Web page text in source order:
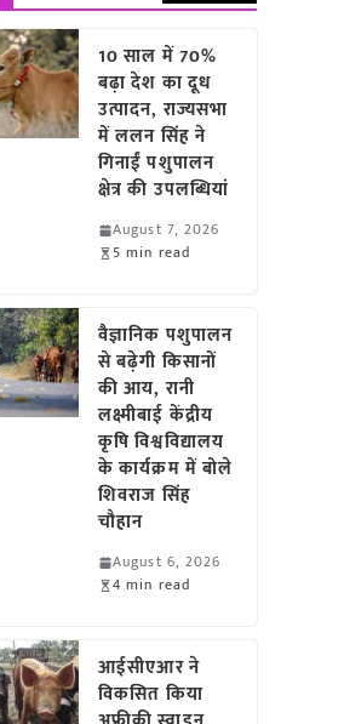
10 साल में 70%
बढ़ा देश का दूध
उत्पादन, राज्यसभा
में ललन सिंह ने
गिनाईं पशुपालन
क्षेत्र की उपलब्धियां
August 7, 2026
5 min read
वैज्ञानिक पशुपालन
से बढ़ेगी किसानों
की आय, रानी
लक्ष्मीबाई केंद्रीय
कृषि विश्वविद्यालय
के कार्यक्रम में बोले
शिवराज सिंह
चौहान
August 6, 2026
4 min read
आईसीएआर ने
विकसित किया